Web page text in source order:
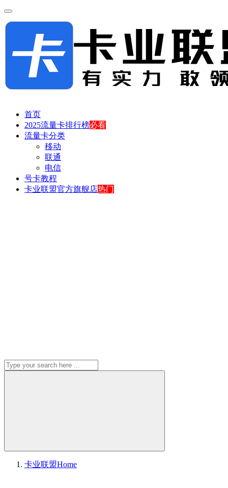
首页
2025流量卡排行榜必看
流量卡分类
移动
联通
电信
号卡教程
卡业联盟官方旗舰店热门
卡业联盟Home